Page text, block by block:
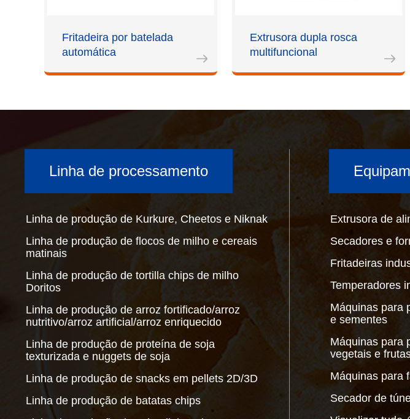
Fritadeira por batelada
automática
Extrusora dupla rosca
multifuncional
Linha de processamento
Linha de produção de Kurkure, Cheetos e Niknak
Linha de produção de flocos de milho e cereais
matinais
Linha de produção de tortilla chips de milho
Doritos
Linha de produção de arroz fortificado/arroz
nutritivo/arroz artificial/arroz enriquecido
Linha de produção de proteína de soja
texturizada e nuggets de soja
Linha de produção de snacks em pellets 2D/3D
Linha de produção de batatas chips
Extrusora de
Secadores e
Fritadeiras
Temperadores
Máquinas para
e sementes
Máquinas para
vegetais e
Máquinas para
Secador de